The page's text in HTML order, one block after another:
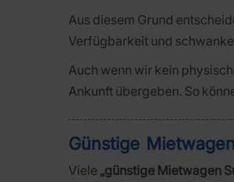
Aus diesem Grund
Verfügbarkeit und
Auch wenn wir kein
Ankunft übergeben. So
Günstige
Viele „günstige Mietwagen